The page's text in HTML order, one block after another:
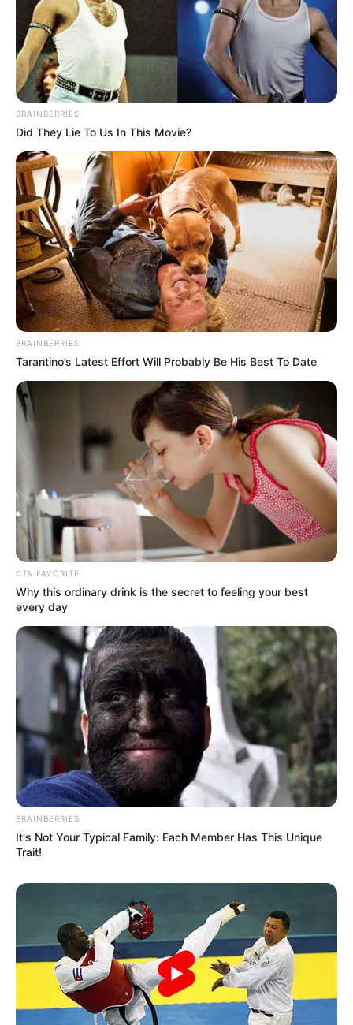
ΕΠΕΙΓΟΝ: Στην απόφαση ΑΠΑΓΟΡΕΥΣΗΣ
rapid test από τον Ε.Ο.Φ αναγράφεται
καθαρά ότι...
Σάββατο, 27 Αυγούστου 2022, 10:17
ΕΠΕΙΓΟΝ: Στην απόφαση ΑΠΑΓΟΡΕΥΣΗΣ rapid...
Έρχεται το μεγαλύτερο κραχ
στη σύγχρονη Ιστορία
Διέρρευσε η κρίσιμη
συμφωνία ΕΕ – Pfizer
Μια σημαντική και δίκαιη
ανάλυση της ομιλίας του
Πούτιν.. Ο οποίος δεν...
ΠΟΛΕΜΙΣΤΩΝ
ΤΗΝ ΝΥΧΤΑ.
Email address:
Όλα τα κείμενα και οι εικόνες είναι πνευματική ιδιοκτησία του
ΝΙΚΟΛΑΟΣ ΑΝΑΞΙΜΑΝΔΡΟΣ. Aπαγορεύεται η αναπαραγωγή, η
BRAINBERRIES
Did They Lie To Us In This Movie?
BRAINBERRIES
Tarantino’s Latest Effort Will Probably Be His Best To Date
CTA FAVORITE
Why this ordinary drink is the secret to feeling your best
every day
BRAINBERRIES
It's Not Your Typical Family: Each Member Has This Unique
Trait!